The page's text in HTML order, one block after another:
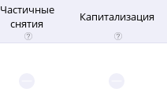
Частичные
снятия
Капитализация